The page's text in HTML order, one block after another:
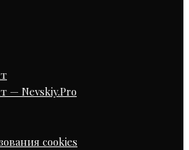
— Nevskiy.Pro
cookies